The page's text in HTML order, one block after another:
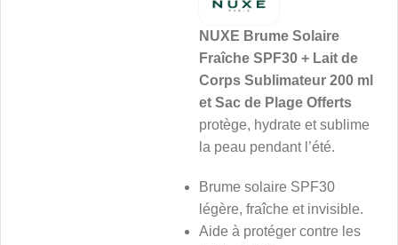
NUXE Brume Solaire
Fraîche SPF30 + Lait de
Corps Sublimateur 200 ml
et Sac de Plage Offerts
protège, hydrate et sublime
la peau pendant l’été.
Brume solaire SPF30
légère, fraîche et invisible.
Aide à protéger contre les